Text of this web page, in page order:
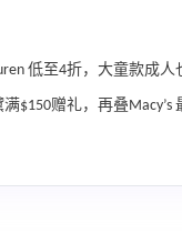
低至4折，大童款成人
$150赠礼，再叠Macy’s